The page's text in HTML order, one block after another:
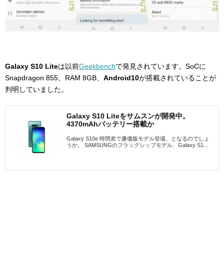
Galaxy S10 Liteは以前Geekbenchで発見されています。SoCに
Snapdragon 855、RAM 8GB、 Android10が搭載されていることが
判明していました。
Galaxy S10 Liteをサムスンが開発中。
4370mAhバッテリー搭載か
Galaxy S10e 時間差で廉価版モデル登場、となるのでしょ
うか。 SAMSUNGのフラッグシップモデル、Galaxy S1...